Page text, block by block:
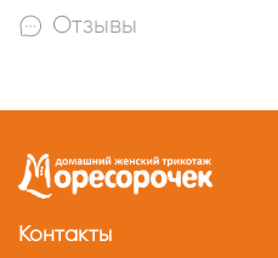
Отзывы
Контакты